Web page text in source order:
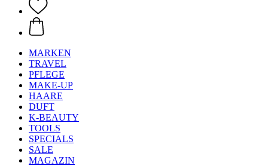
MARKEN
TRAVEL
PFLEGE
MAKE-UP
HAARE
DUFT
K-BEAUTY
TOOLS
SPECIALS
SALE
MAGAZIN